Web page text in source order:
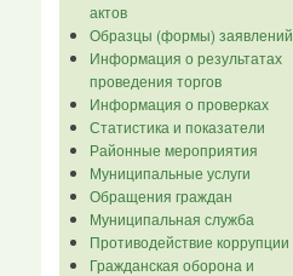
актов
Образцы (формы) заявлений
Информация о результатах
проведения торгов
Информация о проверках
Статистика и показатели
Районные мероприятия
Муниципальные услуги
Обращения граждан
Муниципальная служба
Противодействие коррупции
Гражданская оборона и